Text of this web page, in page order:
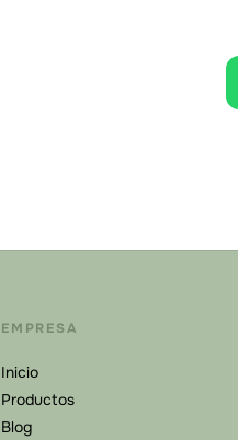
EMPRESA
Inicio
Productos
Blog